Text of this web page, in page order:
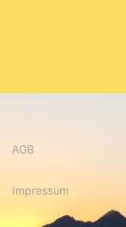
AGB
Impressum